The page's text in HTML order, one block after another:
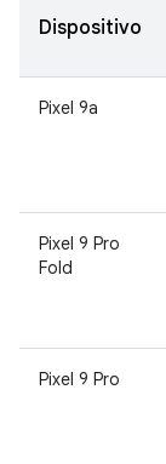
Dispositivo
Pixel 9a
Pixel 9 Pro
Fold
Pixel 9 Pro